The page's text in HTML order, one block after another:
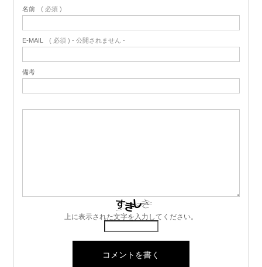
名前 ( 必須 )
E-MAIL ( 必須 ) - 公開されません -
備考
上に表示された文字を入力してください。